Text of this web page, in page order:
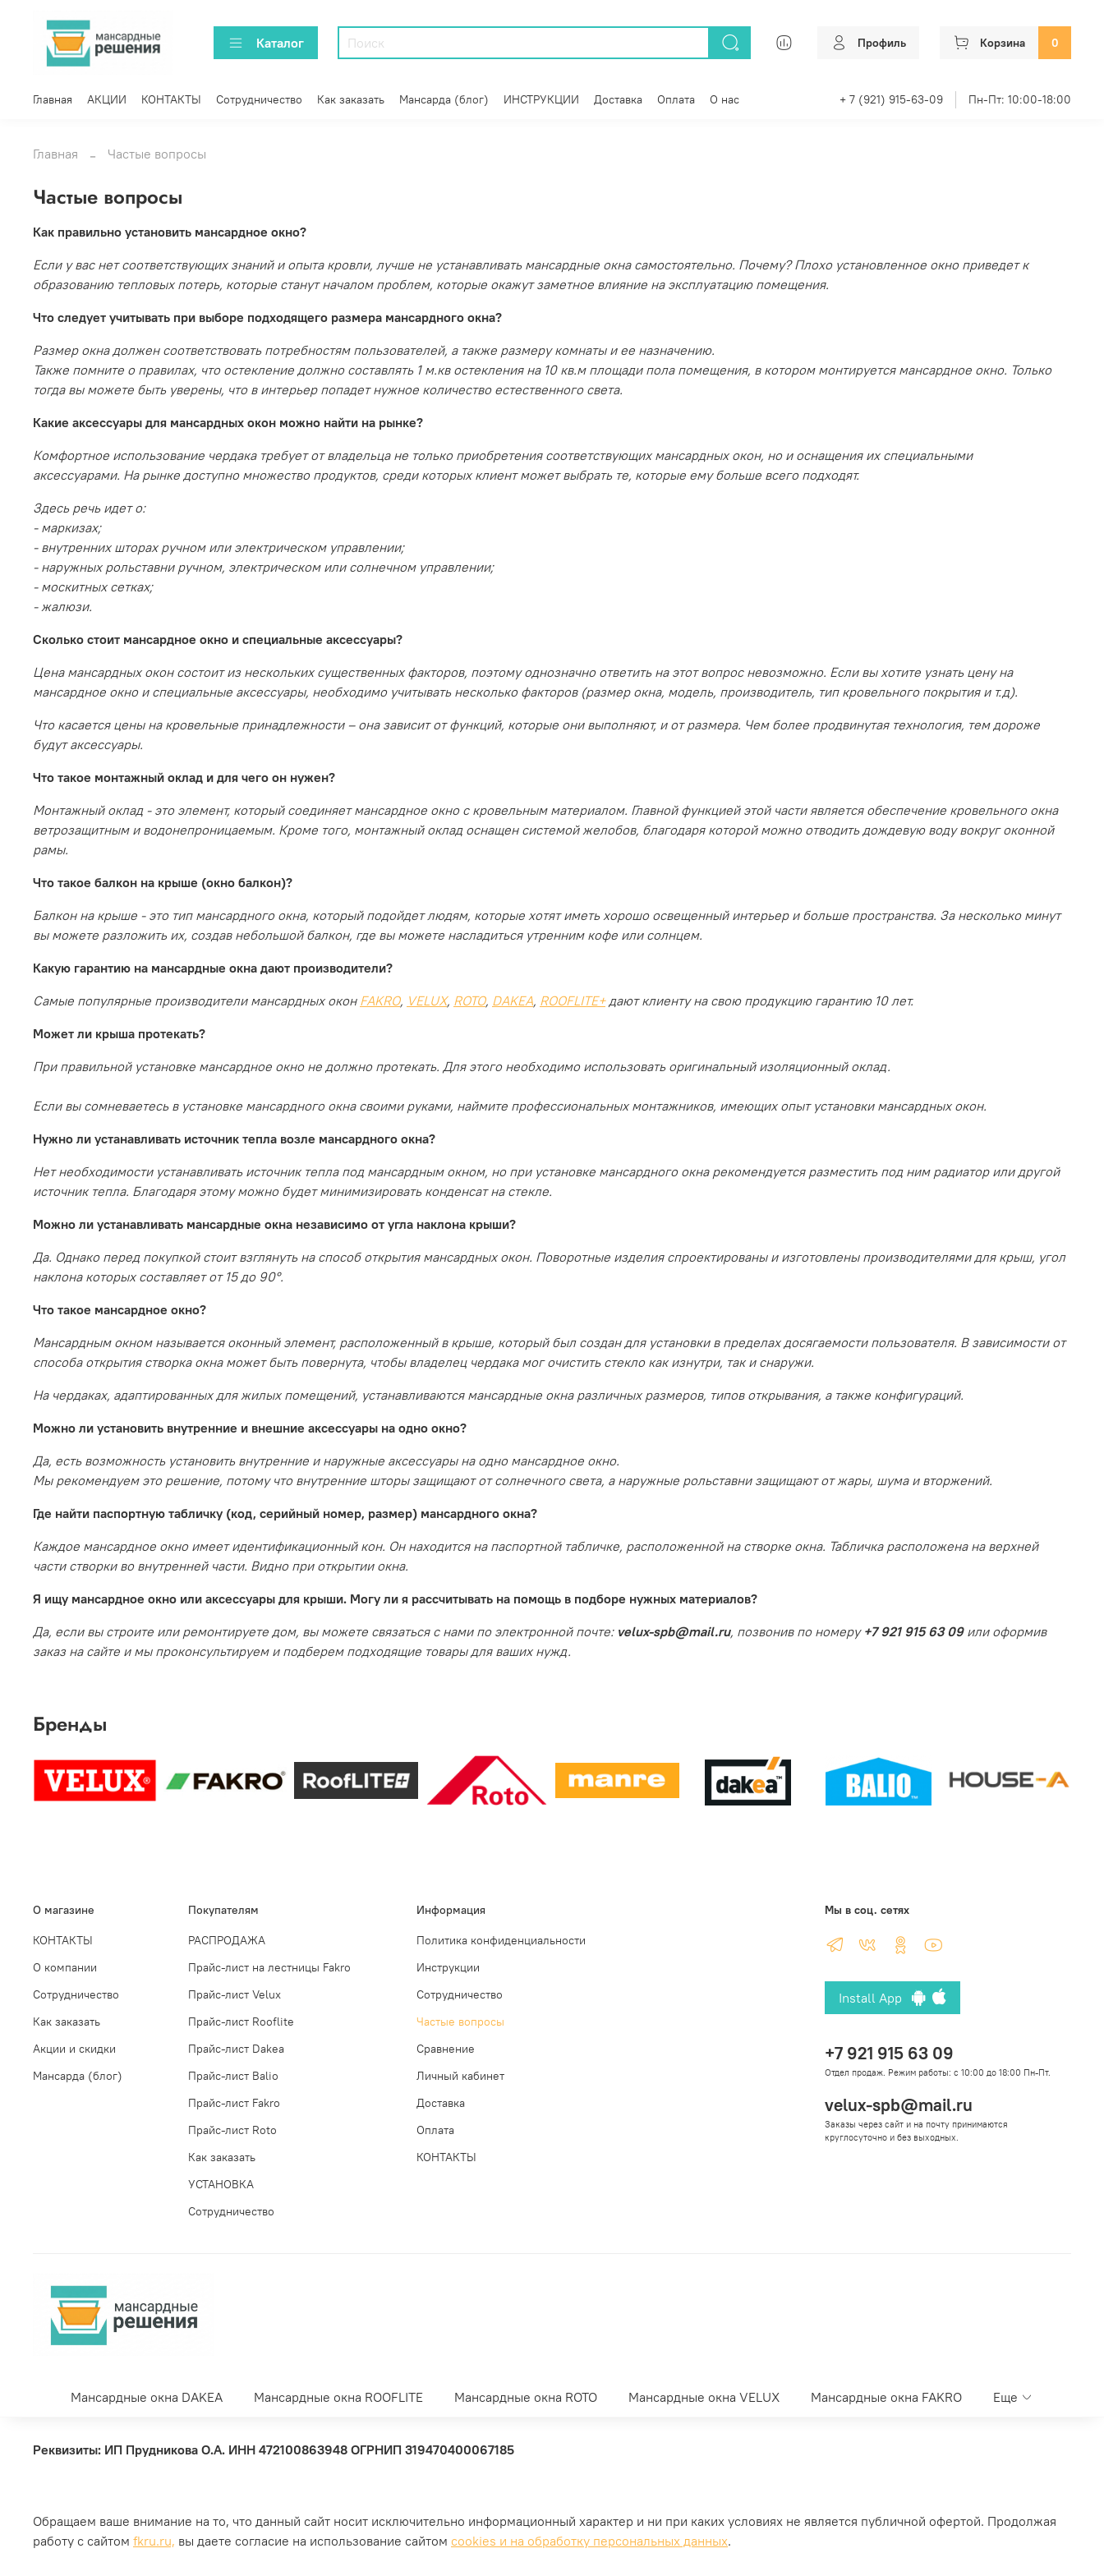
Каталог Профиль Корзина 0
Главная АКЦИИ КОНТАКТЫ Сотрудничество Как заказать Мансарда (блог) ИНСТРУКЦИИ Доставка Оплата О нас + 7 (921) 915-63-09 Пн-Пт: 10:00-18:00
Главная Частые вопросы
Частые вопросы
Как правильно установить мансардное окно?
Если у вас нет соответствующих знаний и опыта кровли, лучше не устанавливать мансардные окна самостоятельно. Почему? Плохо установленное окно приведет к
образованию тепловых потерь, которые станут началом проблем, которые окажут заметное влияние на эксплуатацию помещения.
Что следует учитывать при выборе подходящего размера мансардного окна?
Размер окна должен соответствовать потребностям пользователей, а также размеру комнаты и ее назначению.
Также помните о правилах, что остекление должно составлять 1 м.кв остекления на 10 кв.м площади пола помещения, в котором монтируется мансардное окно. Только
тогда вы можете быть уверены, что в интерьер попадет нужное количество естественного света.
Какие аксессуары для мансардных окон можно найти на рынке?
Комфортное использование чердака требует от владельца не только приобретения соответствующих мансардных окон, но и оснащения их специальными
аксессуарами. На рынке доступно множество продуктов, среди которых клиент может выбрать те, которые ему больше всего подходят.
Здесь речь идет о:
- маркизах;
- внутренних шторах ручном или электрическом управлении;
- наружных рольставни ручном, электрическом или солнечном управлении;
- москитных сетках;
- жалюзи.
Сколько стоит мансардное окно и специальные аксессуары?
Цена мансардных окон состоит из нескольких существенных факторов, поэтому однозначно ответить на этот вопрос невозможно. Если вы хотите узнать цену на
мансардное окно и специальные аксессуары, необходимо учитывать несколько факторов (размер окна, модель, производитель, тип кровельного покрытия и т.д).
Что касается цены на кровельные принадлежности – она зависит от функций, которые они выполняют, и от размера. Чем более продвинутая технология, тем дороже
будут аксессуары.
Что такое монтажный оклад и для чего он нужен?
Монтажный оклад - это элемент, который соединяет мансардное окно с кровельным материалом. Главной функцией этой части является обеспечение кровельного окна
ветрозащитным и водонепроницаемым. Кроме того, монтажный оклад оснащен системой желобов, благодаря которой можно отводить дождевую воду вокруг оконной
рамы.
Что такое балкон на крыше (окно балкон)?
Балкон на крыше - это тип мансардного окна, который подойдет людям, которые хотят иметь хорошо освещенный интерьер и больше пространства. За несколько минут
вы можете разложить их, создав небольшой балкон, где вы можете насладиться утренним кофе или солнцем.
Какую гарантию на мансардные окна дают производители?
Самые популярные производители мансардных окон FAKRO, VELUX, ROTO, DAKEA, ROOFLITE+ дают клиенту на свою продукцию гарантию 10 лет.
Может ли крыша протекать?
При правильной установке мансардное окно не должно протекать. Для этого необходимо использовать оригинальный изоляционный оклад.
Если вы сомневаетесь в установке мансардного окна своими руками, наймите профессиональных монтажников, имеющих опыт установки мансардных окон.
Нужно ли устанавливать источник тепла возле мансардного окна?
Нет необходимости устанавливать источник тепла под мансардным окном, но при установке мансардного окна рекомендуется разместить под ним радиатор или другой
источник тепла. Благодаря этому можно будет минимизировать конденсат на стекле.
Можно ли устанавливать мансардные окна независимо от угла наклона крыши?
Да. Однако перед покупкой стоит взглянуть на способ открытия мансардных окон. Поворотные изделия спроектированы и изготовлены производителями для крыш, угол
наклона которых составляет от 15 до 90°.
Что такое мансардное окно?
Мансардным окном называется оконный элемент, расположенный в крыше, который был создан для установки в пределах досягаемости пользователя. В зависимости от
способа открытия створка окна может быть повернута, чтобы владелец чердака мог очистить стекло как изнутри, так и снаружи.
На чердаках, адаптированных для жилых помещений, устанавливаются мансардные окна различных размеров, типов открывания, а также конфигураций.
Можно ли установить внутренние и внешние аксессуары на одно окно?
Да, есть возможность установить внутренние и наружные аксессуары на одно мансардное окно.
Мы рекомендуем это решение, потому что внутренние шторы защищают от солнечного света, а наружные рольставни защищают от жары, шума и вторжений.
Где найти паспортную табличку (код, серийный номер, размер) мансардного окна?
Каждое мансардное окно имеет идентификационный кон. Он находится на паспортной табличке, расположенной на створке окна. Табличка расположена на верхней
части створки во внутренней части. Видно при открытии окна.
Я ищу мансардное окно или аксессуары для крыши. Могу ли я рассчитывать на помощь в подборе нужных материалов?
Да, если вы строите или ремонтируете дом, вы можете связаться с нами по электронной почте: velux-spb@mail.ru, позвонив по номеру +7 921 915 63 09или оформив
заказ на сайте и мы проконсультируем и подберем подходящие товары для ваших нужд.
Бренды
О магазине
КОНТАКТЫ
О компании
Сотрудничество
Как заказать
Акции и скидки
Мансарда (блог)
Покупателям
РАСПРОДАЖА
Прайс-лист на лестницы Fakro
Прайс-лист Velux
Прайс-лист Rooflite
Прайс-лист Dakea
Прайс-лист Balio
Прайс-лист Fakro
Прайс-лист Roto
Как заказать
УСТАНОВКА
Сотрудничество
Информация
Политика конфиденциальности
Инструкции
Сотрудничество
Частые вопросы
Сравнение
Личный кабинет
Доставка
Оплата
КОНТАКТЫ
Мы в соц. сетях
Install App
+7 921 915 63 09
Отдел продаж. Режим работы: с 10:00 до 18:00 Пн-Пт.
velux-spb@mail.ru
Заказы через сайт и на почту принимаются
круглосуточно и без выходных.
Мансардные окна DAKEA Мансардные окна ROOFLITE Мансардные окна ROTO Мансардные окна VELUX Мансардные окна FAKRO Еще
Реквизиты: ИП Прудникова О.А. ИНН 472100863948 ОГРНИП 319470400067185
Обращаем ваше внимание на то, что данный сайт носит исключительно информационный характер и ни при каких условиях не является публичной офертой. Продолжая
работу с сайтом fkru.ru, вы даете согласие на использование сайтом cookies и на обработку персональных данных.